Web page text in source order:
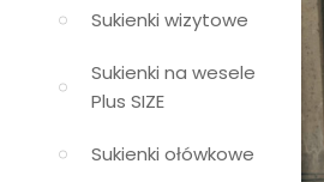
Sukienki wizytowe
Sukienki na wesele
Plus SIZE
Sukienki ołówkowe